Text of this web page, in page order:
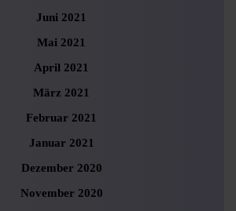
Juni 2021
Mai 2021
April 2021
März 2021
Februar 2021
Januar 2021
Dezember 2020
November 2020